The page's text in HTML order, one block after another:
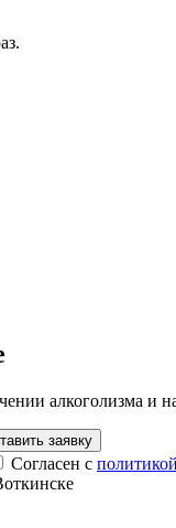
алкоголизма
заявку
Согласен с